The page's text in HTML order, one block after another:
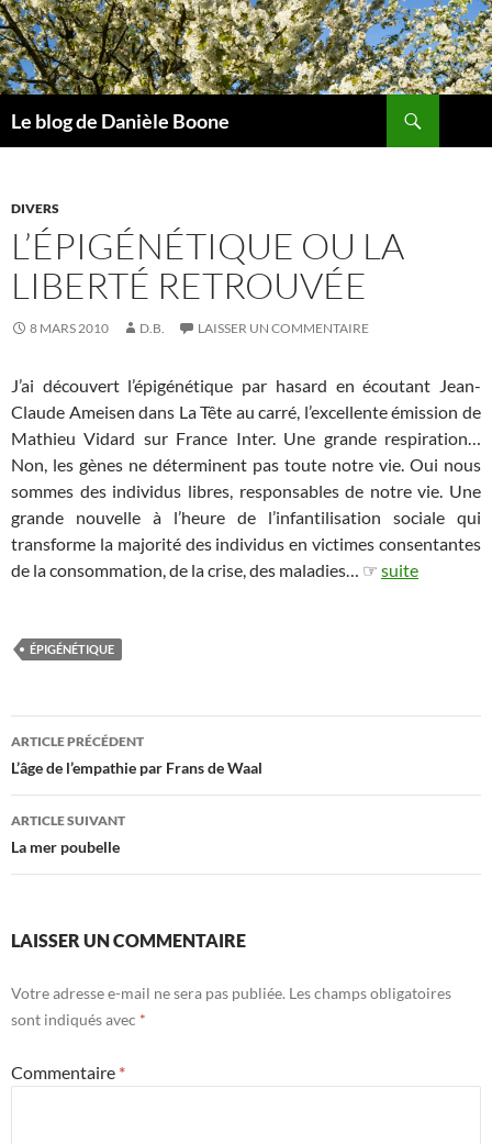
Aller
au
contenu
Le blog de Danièle Boone
DIVERS
L’ÉPIGÉNÉTIQUE OU LA
LIBERTÉ RETROUVÉE
8 MARS 2010 D.B. LAISSER UN COMMENTAIRE
J’ai découvert l’épigénétique par hasard en écoutant Jean-
Claude Ameisen dans La Tête au carré, l’excellente émission de
Mathieu Vidard sur France Inter. Une grande respiration…
Non, les gènes ne déterminent pas toute notre vie. Oui nous
sommes des individus libres, responsables de notre vie. Une
grande nouvelle à l’heure de l’infantilisation sociale qui
transforme la majorité des individus en victimes consentantes
de la consommation, de la crise, des maladies… ☞ suite
ÉPIGÉNÉTIQUE
Navigation
des
articles
ARTICLE PRÉCÉDENT
L’âge de l’empathie par Frans de Waal
ARTICLE SUIVANT
La mer poubelle
LAISSER UN COMMENTAIRE
Votre adresse e-mail ne sera pas publiée. Les champs obligatoires
sont indiqués avec *
Commentaire *